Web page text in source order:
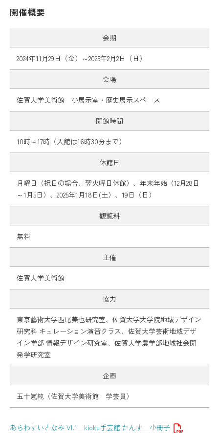
開催概要
会期
2024年11月29日（金）～2025年2月2日（日）
会場
佐賀大学美術館 小展示室・歴史展示スペース
開館時間
10時～17時（入館は16時30分まで）
休館日
月曜日（祝日の場合、翌火曜日休館）、年末年始（12月28日
～1月5日）、2025年1月18日(土）、19日（日）
観覧料
無料
主催
佐賀大学美術館
協力
東京藝術大学西尾美也研究室、佐賀大学大学院地域デザイン
研究科 キュレーション演習クラス、佐賀大学芸術地域デザ
イン学部 情報デザイン研究室、佐賀大学農学部地域社会開
発学研究室
企画
五十嵐純（佐賀大学美術館 学芸員）
あらわすいとなみ Vl.1 kioku手芸館 たんす 小冊子